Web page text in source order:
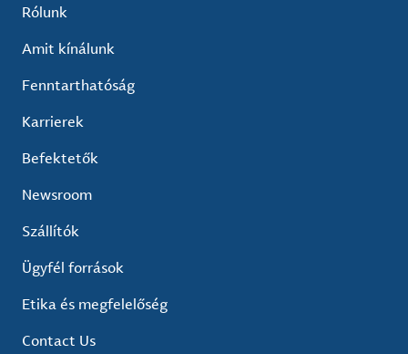
Rólunk
Amit kínálunk
Fenntarthatóság
Karrierek
Befektetők
Newsroom
Szállítók
Ügyfél források
Etika és megfelelőség
Contact Us